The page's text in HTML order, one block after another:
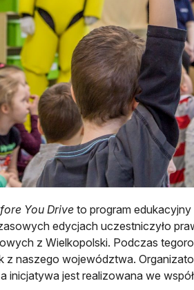
You Drive to program
edycjach uczestniczyło
z Wielkopolski. Podczas
z naszego województwa.
inicjatywa jest realizowana we